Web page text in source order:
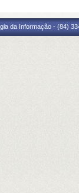
da Informação - (84)